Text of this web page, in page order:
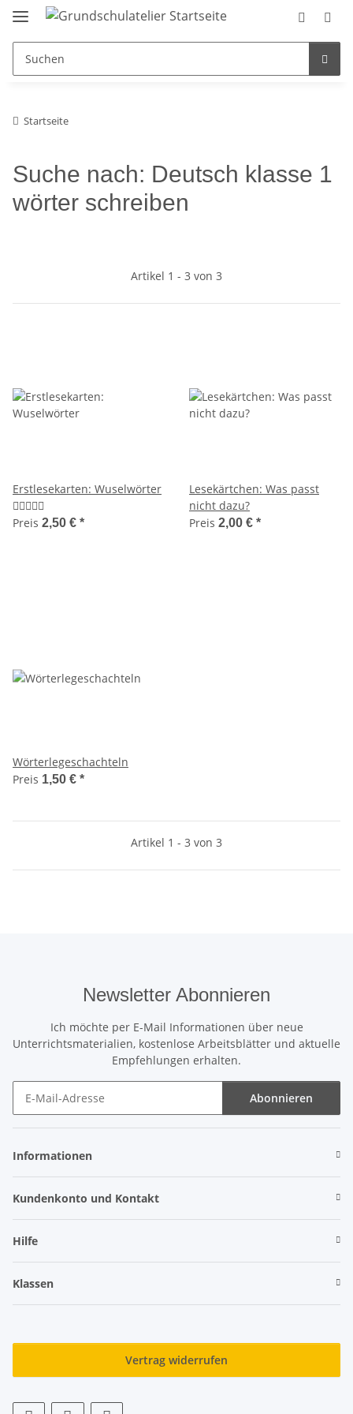
Startseite
Suche nach: Deutsch klasse 1
wörter schreiben
Artikel 1 - 3 von 3
Erstlesekarten: Wuselwörter
Preis 2,50 € *
Lesekärtchen: Was passt
nicht dazu?
Preis 2,00 € *
Wörterlegeschachteln
Preis 1,50 € *
Artikel 1 - 3 von 3
Newsletter Abonnieren
Ich möchte per E-Mail Informationen über neue
Unterrichtsmaterialien, kostenlose Arbeitsblätter und aktuelle
Empfehlungen erhalten.
Abonnieren
Informationen
Kundenkonto und Kontakt
Hilfe
Klassen
Vertrag widerrufen